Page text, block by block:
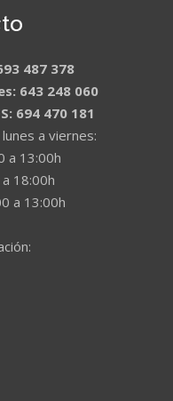
487 378
643 248 060
694 470 181
a viernes:
a 13:00h
18:00h
a 13:00h